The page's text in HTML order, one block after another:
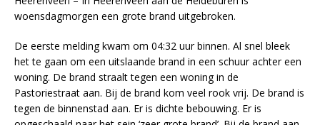
woensdagmorgen een grote brand uitgebroken.
De eerste melding kwam om 04:32 uur binnen. Al snel bleek
het te gaan om een uitslaande brand in een schuur achter een
woning. De brand straalt tegen een woning in de
Pastoriestraat aan. Bij de brand kom veel rook vrij. De brand is
tegen de binnenstad aan. Er is dichte bebouwing. Er is